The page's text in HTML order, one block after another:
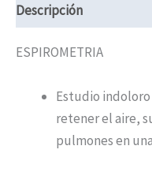
Descripción
ESPIROMETRIA
Estudio
retener el aire,
pulmones en